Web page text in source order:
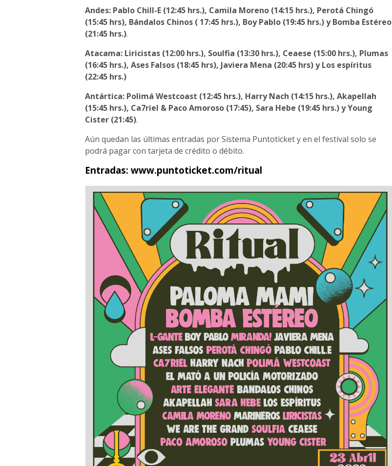
Andes: Pablo Chill-E (12:45 hrs.), Camila Moreno (14:15 hrs.), Perotá Chingó
(15:45 hrs), Bándalos Chinos ( 17:45 hrs.), Boy Pablo (19:45 hrs.) y Bomba Estéreo
(21:45 hrs.).
Atacama: Liricistas (12:00 hrs.), Soulfia (13:30 hrs.), Ceaese (15:00 hrs.), Plumas
(16:45 hrs.), Ases Falsos (18:45 hrs), Javiera Mena (20:45 hrs) y Los espíritus
(22:45 hrs.)
Antártica: Polimá Westcoast (12:45 hrs.), Harry Nach (14:15 hrs.), Akapellah
(15:45 hrs.), Ca7riel & Paco Amoroso (17:45), Sara Hebe (19:45 hrs.) y Young
Cister (21:45).
Aún quedan las últimas entradas por Sistema Puntoticket y en el festival solo se
podrá pagar con tarjeta de crédito o débito.
Entradas: www.puntoticket.com/ritual